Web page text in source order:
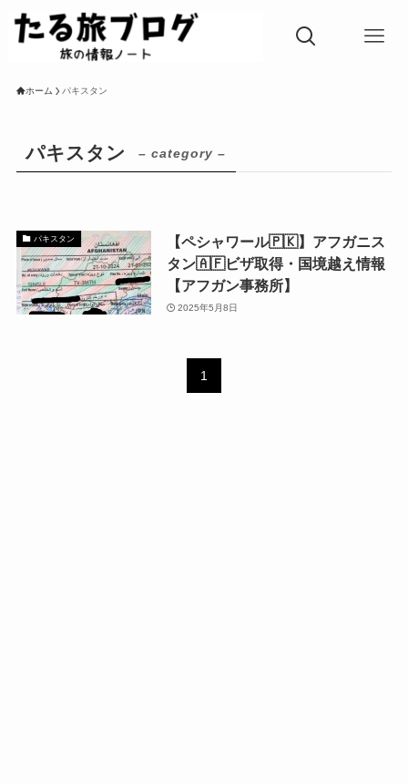
ホーム パキスタン
パキスタン – category –
パキスタン
【ペシャワール🇵🇰】アフガニス
タン🇦🇫ビザ取得・国境越え情報
【アフガン事務所】
2025年5月8日
1